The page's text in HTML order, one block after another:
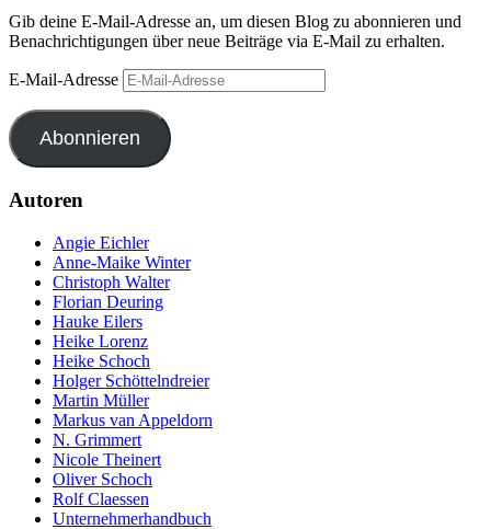
Gib deine E-Mail-Adresse an, um diesen Blog zu abonnieren und
Benachrichtigungen über neue Beiträge via E-Mail zu erhalten.
E-Mail-Adresse
Abonnieren
Autoren
Angie Eichler
Anne-Maike Winter
Christoph Walter
Florian Deuring
Hauke Eilers
Heike Lorenz
Heike Schoch
Holger Schöttelndreier
Martin Müller
Markus van Appeldorn
N. Grimmert
Nicole Theinert
Oliver Schoch
Rolf Claessen
Unternehmerhandbuch